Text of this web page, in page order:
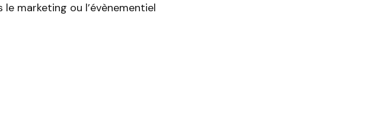
marketing ou l’évènementiel